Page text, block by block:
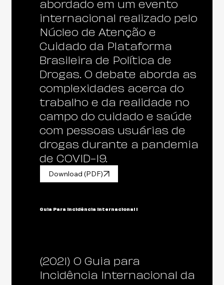
abordado em um evento
internacional realizado pelo
Núcleo de Atenção e
Cuidado da Plataforma
Brasileira de Política de
Drogas. O debate aborda as
complexidades acerca do
trabalho e da realidade no
campo do cuidado e saúde
com pessoas usuárias de
drogas durante a pandemia
de COVID-19.
Download (PDF)
Guia Para Incidência Internacional I
(2021) O Guia para
Incidência Internacional da